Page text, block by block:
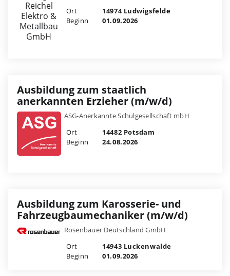
Ort
14974 Ludwigsfelde
Beginn
01.09.2026
Ausbildung zum staatlich
anerkannten Erzieher (m/w/d)
ASG-Anerkannte Schulgesellschaft mbH
Ort
14482 Potsdam
Beginn
24.08.2026
Ausbildung zum Karosserie- und
Fahrzeugbaumechaniker (m/w/d)
Rosenbauer Deutschland GmbH
Ort
14943 Luckenwalde
Beginn
01.09.2026